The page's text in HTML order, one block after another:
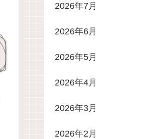
2026年7月
2026年6月
2026年5月
2026年4月
2026年3月
2026年2月